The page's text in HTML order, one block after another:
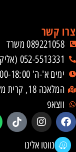
צרו קשר
089221058 משרד
052-5513331 (אליק)
ימים א'-ה' 08:00-18:00
המלאכה 18, קרית מלאכי
ווצאפ
נווטו אלינו